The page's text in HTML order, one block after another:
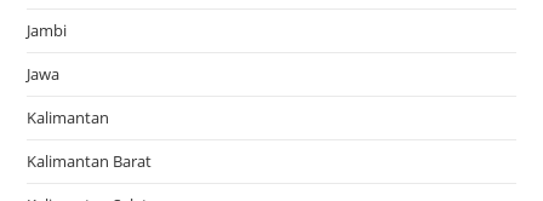
Jambi
Jawa
Kalimantan
Kalimantan Barat